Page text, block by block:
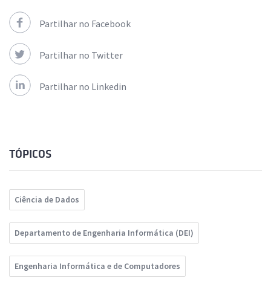
Partilhar no Facebook
Partilhar no Twitter
Partilhar no Linkedin
TÓPICOS
Ciência de Dados
Departamento de Engenharia Informática (DEI)
Engenharia Informática e de Computadores